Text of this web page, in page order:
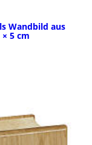
Wandbild aus
5 cm